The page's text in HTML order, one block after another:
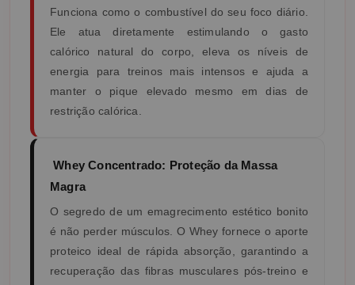
Funciona como o combustível do seu foco diário.
Ele atua diretamente estimulando o gasto
calórico natural do corpo, eleva os níveis de
energia para treinos mais intensos e ajuda a
manter o pique elevado mesmo em dias de
restrição calórica.
Whey Concentrado: Proteção da Massa
Magra
O segredo de um emagrecimento estético bonito
é não perder músculos. O Whey fornece o aporte
proteico ideal de rápida absorção, garantindo a
recuperação das fibras musculares pós-treino e